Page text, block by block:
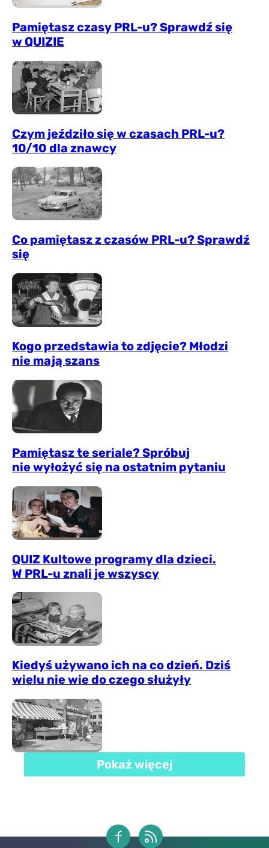
Pamiętasz czasy PRL-u? Sprawdź się
w QUIZIE
Czym jeździło się w czasach PRL-u?
10/10 dla znawcy
Co pamiętasz z czasów PRL-u? Sprawdź
się
Kogo przedstawia to zdjęcie? Młodzi
nie mają szans
Pamiętasz te seriale? Spróbuj
nie wyłożyć się na ostatnim pytaniu
QUIZ Kultowe programy dla dzieci.
W PRL-u znali je wszyscy
Kiedyś używano ich na co dzień. Dziś
wielu nie wie do czego służyły
Pokaż więcej